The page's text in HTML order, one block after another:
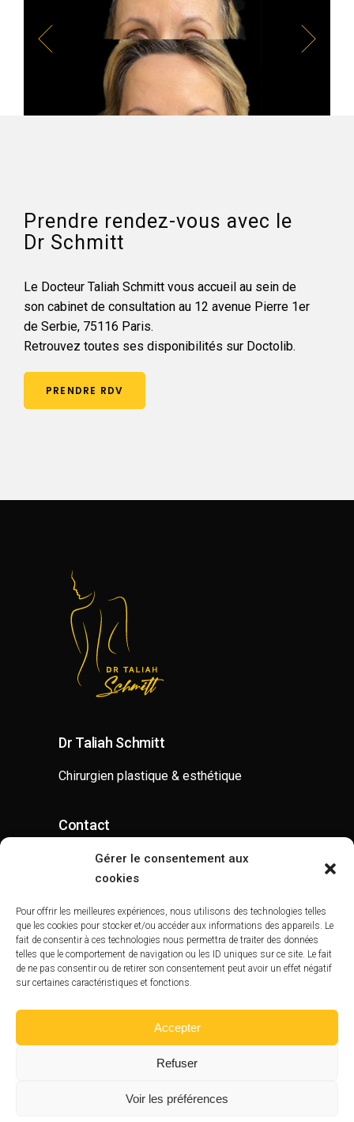
Gérer le consentement aux
cookies
Pour offrir les meilleures expériences, nous utilisons des technologies telles
que les cookies pour stocker et/ou accéder aux informations des appareils. Le
fait de consentir à ces technologies nous permettra de traiter des données
telles que le comportement de navigation ou les ID uniques sur ce site. Le fait
de ne pas consentir ou de retirer son consentement peut avoir un effet négatif
sur certaines caractéristiques et fonctions.
Accepter
Refuser
Voir les préférences
Prendre rendez-vous avec le
Dr Schmitt
Le Docteur Taliah Schmitt vous accueil au sein de
son cabinet de consultation au 12 avenue Pierre 1er
de Serbie, 75116 Paris.
Retrouvez toutes ses disponibilités sur Doctolib.
PRENDRE RDV
Dr Taliah Schmitt
Chirurgien plastique & esthétique
Contact
contact@drtaliahschmitt.com
07 52 62 80 00
Cabinet de consultations